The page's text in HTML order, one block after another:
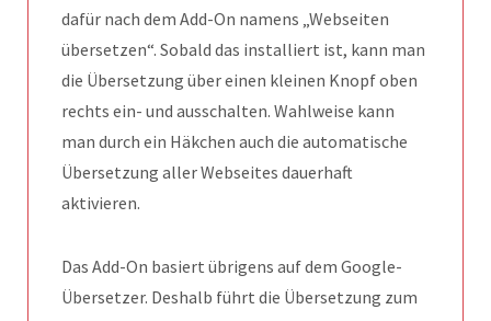
dafür nach dem Add-On namens „Webseiten
übersetzen“. Sobald das installiert ist, kann man
die Übersetzung über einen kleinen Knopf oben
rechts ein- und ausschalten. Wahlweise kann
man durch ein Häkchen auch die automatische
Übersetzung aller Webseites dauerhaft
aktivieren.
Das Add-On basiert übrigens auf dem Google-
Übersetzer. Deshalb führt die Übersetzung zum